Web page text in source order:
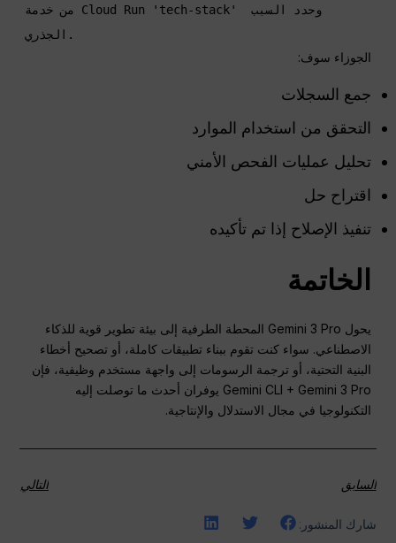
من خدمة Cloud Run 'tech-stack' وحدد السبب
الجوزاء سوف:
جمع السجلات
التحقق من استخدام الموارد
تحليل عمليات الفحص الأمني
اقتراح حل
تنفيذ الإصلاح إذا تم تأكيده
الخاتمة
يحول Gemini 3 Pro المحطة الطرفية إلى بيئة تطوير قوية للذكاء
الاصطناعي. سواء كنت تقوم ببناء تطبيقات كاملة، أو تصحيح أخطاء
البنية التحتية، أو ترجمة الرسومات إلى واجهة مستخدم وظيفية، فإن
Gemini CLI + Gemini 3 Pro يوفران أحدث ما توصلت إليه
التكنولوجيا في مجال الاستدلال والإنتاجية.
السابق التالي
شارك المنشور: